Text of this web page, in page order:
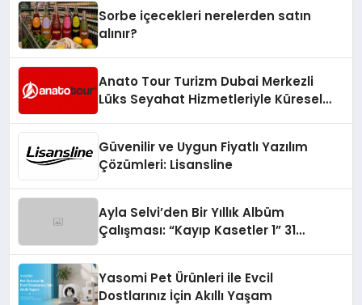
Sorbe içecekleri nerelerden satın
alınır?
Anato Tour Turizm Dubai Merkezli
Lüks Seyahat Hizmetleriyle Küresel
Güvenilir ve Uygun Fiyatlı Yazılım
Çözümleri: Lisansline
Ayla Selvi’den Bir Yıllık Albüm
Çalışması: “Kayıp Kasetler 1” 31
Yasomi Pet Ürünleri ile Evcil
Dostlarınız İçin Akıllı Yaşam